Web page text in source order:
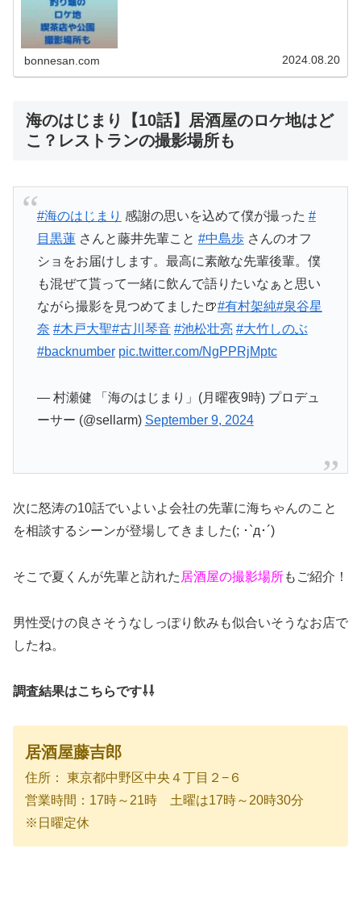
bonnesan.com 2024.08.20
海のはじまり【10話】居酒屋のロケ地はど
こ？レストランの撮影場所も
#海のはじまり 感謝の思いを込めて僕が撮った #
目黒蓮さんと藤井先輩こと #中島歩さんのオフ
ショをお届けします。最高に素敵な先輩後輩。僕
も混ぜて貰って一緒に飲んで語りたいなぁと思い
ながら撮影を見つめてました🍺#有村架純#泉谷星
奈 #木戸大聖#古川琴音 #池松壮亮 #大竹しのぶ
#backnumber pic.twitter.com/NgPPRjMptc
— 村瀬健 「海のはじまり」(月曜夜9時) プロデュ
ーサー (@sellarm) September 9, 2024
次に怒涛の10話でいよいよ会社の先輩に海ちゃんのこと
を相談するシーンが登場してきました(; ･`д･´)
そこで夏くんが先輩と訪れた 居酒屋の撮影場所もご紹介！
男性受けの良さそうなしっぽり飲みも似合いそうなお店で
したね。
調査結果はこちらです⇩⇩
居酒屋藤吉郎
住所： 東京都中野区中央４丁目２−６
営業時間：17時～21時 土曜は17時～20時30分
※日曜定休